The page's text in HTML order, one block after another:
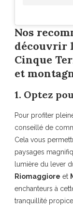
Nos
découvrir
Cinque
et
1. Optez
Pour profiter
conseillé de
Cela vous
paysages
lumière du lever
Riomaggiore et
enchanteurs à
tranquillité